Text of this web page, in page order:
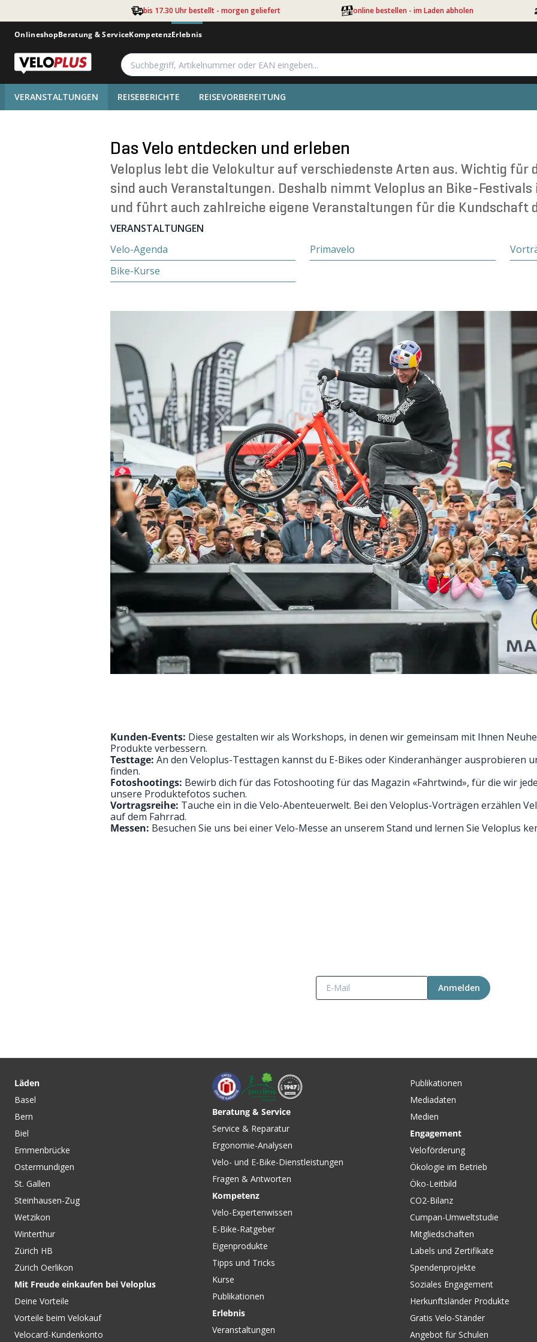
bis 17.30 Uhr bestellt - morgen geliefert online bestellen - im Laden abholen
OnlineshopBeratung & ServiceKompetenzErlebnis
VERANSTALTUNGEN REISEBERICHTE REISEVORBEREITUNG
Das Velo entdecken und erleben
Veloplus lebt die Velokultur auf verschiedenste Arten aus. Wichtig für
sind auch Veranstaltungen. Deshalb nimmt Veloplus an Bike-Festivals
und führt auch zahlreiche eigene Veranstaltungen für die Kundschaft
VERANSTALTUNGEN
Velo-Agenda
Primavelo
Bike-Kurse
Kunden-Events: Diese gestalten wir als Workshops, in denen wir gemeinsam mit Ihnen
Produkte verbessern.
Testtage: An den Veloplus-Testtagen kannst du E-Bikes oder Kinderanhänger ausprobieren
finden.
Fotoshootings: Bewirb dich für das Fotoshooting für das Magazin «Fahrtwind», für die wir
unsere Produktefotos suchen.
Vortragsreihe: Tauche ein in die Velo-Abenteuerwelt. Bei den Veloplus-Vorträgen erzählen
auf dem Fahrrad.
Messen: Besuchen Sie uns bei einer Velo-Messe an unserem Stand und lernen Sie Veloplus
Anmelden
Läden
Basel
Bern
Biel
Emmenbrücke
Ostermundigen
St. Gallen
Steinhausen-Zug
Wetzikon
Winterthur
Zürich HB
Zürich Oerlikon
Mit Freude einkaufen bei Veloplus
Deine Vorteile
Vorteile beim Velokauf
Velocard-Kundenkonto
Beratung & Service
Service & Reparatur
Ergonomie-Analysen
Velo- und E-Bike-Dienstleistungen
Fragen & Antworten
Kompetenz
Velo-Expertenwissen
E-Bike-Ratgeber
Eigenprodukte
Tipps und Tricks
Kurse
Publikationen
Erlebnis
Veranstaltungen
Publikationen
Mediadaten
Medien
Engagement
Veloförderung
Ökologie im Betrieb
Öko-Leitbild
CO2-Bilanz
Cumpan-Umweltstudie
Mitgliedschaften
Labels und Zertifikate
Spendenprojekte
Soziales Engagement
Herkunftsländer Produkte
Gratis Velo-Ständer
Angebot für Schulen